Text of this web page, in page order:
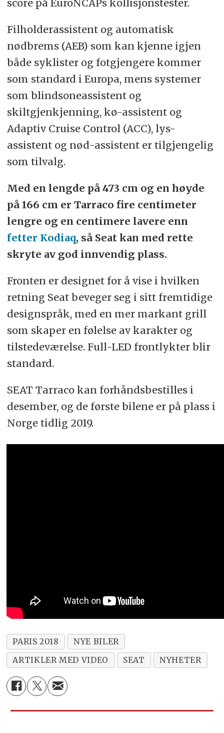
score på EuroNCAPs kollisjonstester.
Filholderassistent og automatisk
nødbrems (AEB) som kan kjenne igjen
både syklister og fotgjengere kommer
som standard i Europa, mens systemer
som blindsoneassistent og
skiltgjenkjenning, kø-assistent og
Adaptiv Cruise Control (ACC), lys-
assistent og nød-assistent er tilgjengelig
som tilvalg.
Med en lengde på 473 cm og en høyde
på 166 cm er Tarraco fire centimeter
lengre og en centimere lavere enn
fetter Kodiaq, så Seat kan med rette
skryte av god innvendig plass.
Fronten er designet for å vise i hvilken
retning Seat beveger seg i sitt fremtidige
designspråk, med en mer markant grill
som skaper en følelse av karakter og
tilstedeværelse. Full-LED frontlykter blir
standard.
SEAT Tarraco kan forhåndsbestilles i
desember, og de første bilene er på plass i
Norge tidlig 2019.
PARIS 2018
NYE BILER
ARTIKLER MED VIDEO
SEAT NYHETER